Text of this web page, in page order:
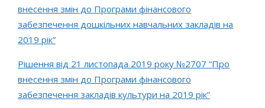
внесення змін до Програми фінансового
забезпечення дошкільних навчальних закладів на
2019 рік”
Рішення від 21 листопада 2019 року №2707 “Про
внесення змін до Програми фінансового
забезпечення закладів культури на 2019 рік”